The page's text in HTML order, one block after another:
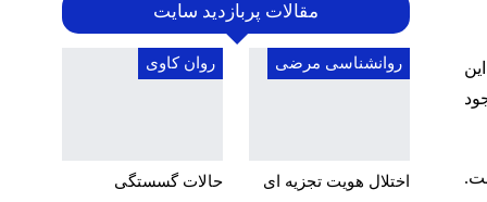
مقالات پربازدید سایت
روانشناسی مرضی
اختلال هویت تجزیه ای
روان کاوی
حالات گسستگی